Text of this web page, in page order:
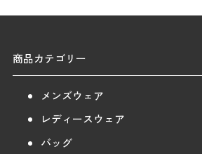
商品カテゴリー
メンズウェア
レディースウェア
バッグ